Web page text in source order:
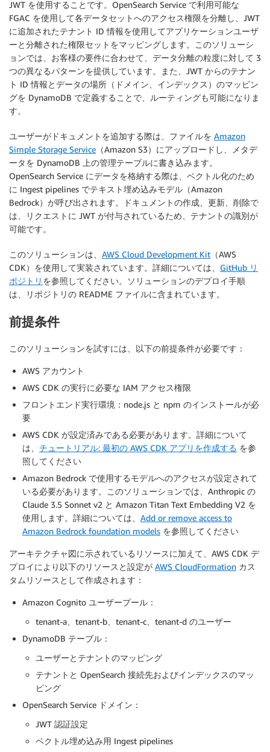
JWT を使用することです。OpenSearch Service で利用可能な
FGAC を使用して各データセットへのアクセス権限を分離し、JWT
に追加されたテナント ID 情報を使用してアプリケーションユーザ
ーと分離された権限セットをマッピングします。このソリューシ
ョンでは、お客様の要件に合わせて、データ分離の粒度に対して 3
つの異なるパターンを提供しています。また、JWT からのテナン
ト ID 情報とデータの場所（ドメイン、インデックス）のマッピン
グを DynamoDB で定義することで、ルーティングも可能になりま
す。
ユーザーがドキュメントを追加する際は、ファイルを Amazon
Simple Storage Service （Amazon S3）にアップロードし、メタデ
ータを DynamoDB 上の管理テーブルに書き込みます。
OpenSearch Service にデータを格納する際は、ベクトル化のため
に Ingest pipelines でテキスト埋め込みモデル（Amazon
Bedrock）が呼び出されます。ドキュメントの作成、更新、削除で
は、リクエストに JWT が付与されているため、テナントの識別が
可能です。
このソリューションは、 AWS Cloud Development Kit （AWS
CDK）を使用して実装されています。詳細については、 GitHub リ
ポジトリ を参照してください。ソリューションのデプロイ手順
は、リポジトリの README ファイルに含まれています。
前提条件
このソリューションを試すには、以下の前提条件が必要です：
AWS アカウント
AWS CDK の実行に必要な IAM アクセス権限
フロントエンド実行環境：node.js と npm のインストールが必
要
AWS CDK が設定済みである必要があります。詳細について
は、 チュートリアル: 最初の AWS CDK アプリを作成する を参
照してください
Amazon Bedrock で使用するモデルへのアクセスが設定されて
いる必要があります。このソリューションでは、Anthropic の
Claude 3.5 Sonnet v2 と Amazon Titan Text Embedding V2 を
使用します。詳細については、 Add or remove access to
Amazon Bedrock foundation models を参照してください
アーキテクチャ図に示されているリソースに加えて、AWS CDK デ
プロイにより以下のリソースと設定が AWS CloudFormation カス
タムリソースとして作成されます：
Amazon Cognito ユーザープール：
tenant-a、tenant-b、tenant-c、tenant-d のユーザー
DynamoDB テーブル：
ユーザーとテナントのマッピング
テナントと OpenSearch 接続先およびインデックスのマッ
ピング
OpenSearch Service ドメイン：
JWT 認証設定
ベクトル埋め込み用 Ingest pipelines